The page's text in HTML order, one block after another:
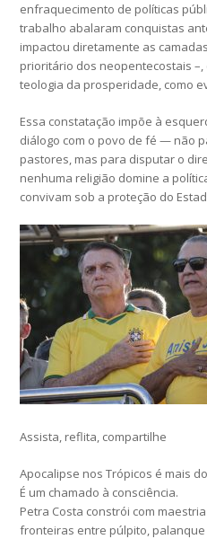
enfraquecimento de políticas
trabalho abalaram conquistas
impactou diretamente as
prioritário dos neopentecostais
teologia da prosperidade, como
Essa constatação impõe à
diálogo com o povo de fé — não
pastores, mas para disputar o
nenhuma religião domine a
convivam sob a proteção do
Assista, reflita, compartilhe
Apocalipse nos Trópicos é mais
É um chamado à consciência.
Petra Costa constrói com
fronteiras entre púlpito,